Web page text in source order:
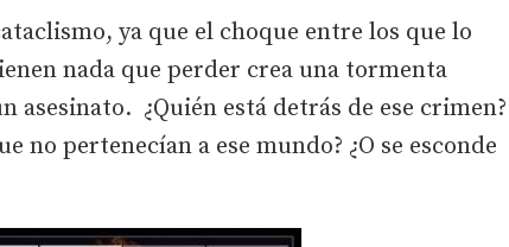
ya que el choque entre los que lo
nada que perder crea una tormenta
asesinato. ¿Quién está detrás de ese crimen?
no pertenecían a ese mundo? ¿O se esconde